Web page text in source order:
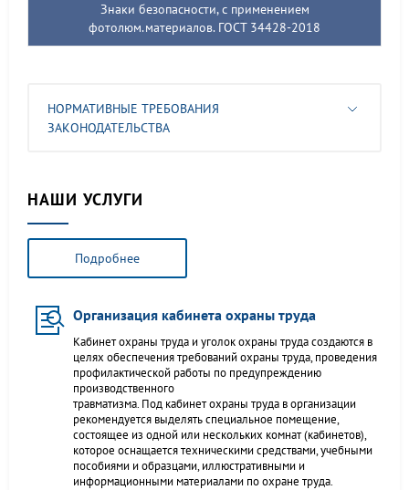
Знаки безопасности, с применением
фотолюм.материалов. ГОСТ 34428-2018
НОРМАТИВНЫЕ ТРЕБОВАНИЯ
ЗАКОНОДАТЕЛЬСТВА
НАШИ УСЛУГИ
Подробнее
Организация кабинета охраны труда
Кабинет охраны труда и уголок охраны труда создаются в
целях обеспечения требований охраны труда, проведения
профилактической работы по предупреждению
производственного
травматизма. Под кабинет охраны труда в организации
рекомендуется выделять специальное помещение,
состоящее из одной или нескольких комнат (кабинетов),
которое оснащается техническими средствами, учебными
пособиями и образцами, иллюстративными и
информационными материалами по охране труда.